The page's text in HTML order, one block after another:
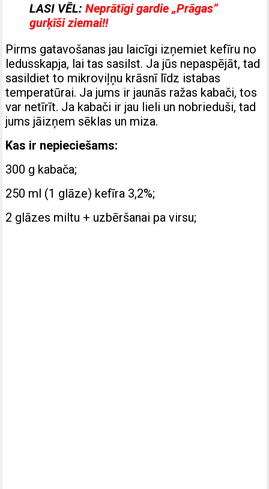
LASI VĒL:Neprātīgi gardie „Prāgas”
gurķīši ziemai!!
Pirms gatavošanas jau laicīgi izņemiet kefīru no
ledusskapja, lai tas sasilst. Ja jūs nepaspējāt, tad
sasildiet to mikroviļņu krāsnī līdz istabas
temperatūrai. Ja jums ir jaunās ražas kabači, tos
var netīrīt. Ja kabači ir jau lieli un nobrieduši, tad
jums jāizņem sēklas un miza.
Kas ir nepieciešams:
300 g kabača;
250 ml (1 glāze) kefīra 3,2%;
2 glāzes miltu + uzbēršanai pa virsu;